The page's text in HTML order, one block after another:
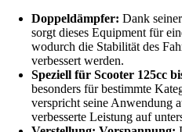
Doppeldämpfer: Dank
sorgt dieses Equipment für
wodurch die Stabilität des
verbessert werden.
Speziell für Scooter 125cc
besonders für bestimmte
verspricht seine Anwendung
verbesserte Leistung auf